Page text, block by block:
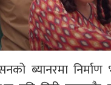
ब्यानरमा